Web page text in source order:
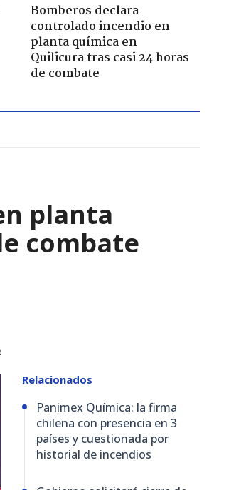
Bomberos declara
controlado incendio en
planta química en
Quilicura tras casi 24 horas
de combate
planta
combate
Relacionados
Panimex Química: la firma
chilena con presencia en 3
países y cuestionada por
historial de incendios